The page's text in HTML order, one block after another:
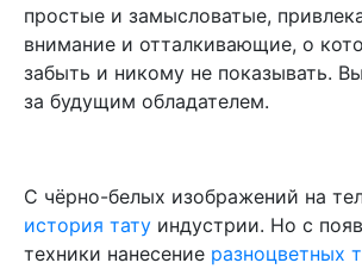
простые и замысловатые,
внимание и отталкивающие, о
забыть и никому не показывать.
за будущим обладателем.
С чёрно-белых изображений на
история тату индустрии. Но с
техники нанесение разноцветных